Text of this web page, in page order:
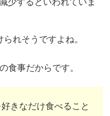
れそうですよね。
食事だからです。
きなだけ食べること